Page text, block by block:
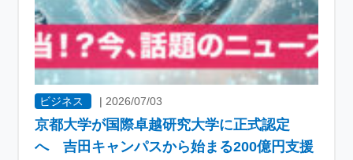
ビジネス | 2026/07/03
京都大学が国際卓越研究大学に正式認定
へ 吉田キャンパスから始まる200億円支援